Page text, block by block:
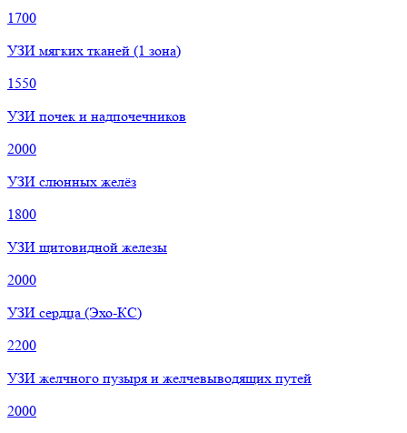
1700
УЗИ мягких тканей (1 зона)
1550
УЗИ почек и надпочечников
2000
УЗИ слюнных желёз
1800
УЗИ щитовидной железы
2000
УЗИ сердца (Эхо-КС)
2200
УЗИ желчного пузыря и желчевыводящих путей
2000